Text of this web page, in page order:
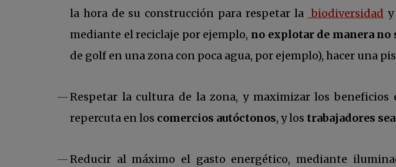
la hora de su construcción para respetar la biodiversidad
mediante el reciclaje por ejemplo, no explotar de manera no
de golf en una zona con poca agua, por ejemplo), hacer una
Respetar la cultura de la zona, y maximizar los beneficios
repercuta en los comercios autóctonos, y los trabajadores
Reducir al máximo el gasto energético, mediante